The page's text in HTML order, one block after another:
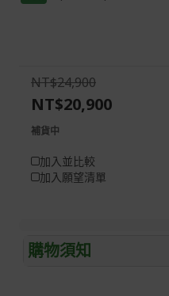
to
images
gallery
Skip
the
images
購物須知
NT$24,900
NT$20,900
補貨中
加入並比較
加入願望清單